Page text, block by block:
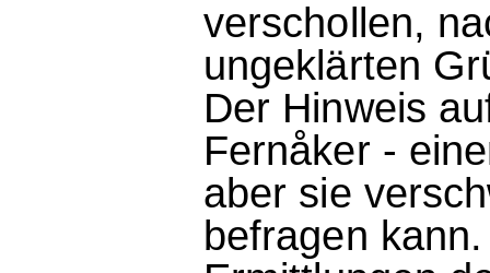
verschollen,
ungeklärten
Der Hinweis
Fernåker -
aber sie
befragen